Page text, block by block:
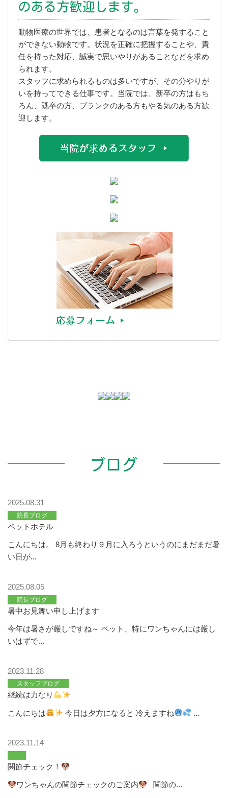
のある方歓迎します。
動物医療の世界では、患者となるのは言葉を発すること
ができない動物です。状況を正確に把握することや、責
任を持った対応、誠実で思いやりがあることなどを求め
られます。
スタッフに求められるものは多いですが、その分やりが
いを持ってできる仕事です。当院では、新卒の方はもち
ろん、既卒の方、ブランクのある方もやる気のある方歓
迎します。
ブログ
2025.08.31
院長ブログ
ペットホテル
こんにちは。 8月も終わり９月に入ろうというのにまだまだ暑
い日が...
2025.08.05
院長ブログ
暑中お見舞い申し上げます
今年は暑さが厳しですね～ ペット、特にワンちゃんには厳し
いはずで...
2023.11.28
スタッフブログ
継続は力なり
こんにちは 今日は夕方になると 冷えますね ...
2023.11.14
関節チェック！
ワンちゃんの関節チェックのご案内 関節の...